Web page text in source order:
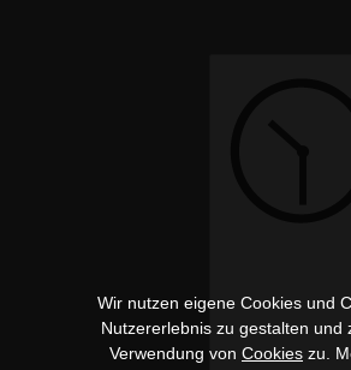
Wir nutzen eigene Cookies und
Nutzererlebnis zu gestalten
Verwendung von Cookies zu.